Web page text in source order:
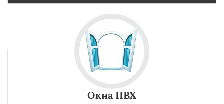
Окна ПВХ